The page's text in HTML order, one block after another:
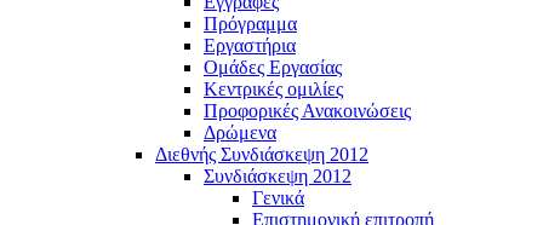
Πρόγραμμα
Εργαστήρια
Ομάδες Εργασίας
Κεντρικές ομιλίες
Προφορικές Ανακοινώσεις
Δρώμενα
Διεθνής Συνδιάσκεψη 2012
Συνδιάσκεψη 2012
Γενικά
Επιστημονική επιτροπή